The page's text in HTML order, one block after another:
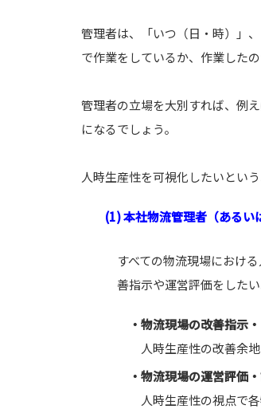
管理者は、「いつ（日・時）」
で作業をしているか、作業した
管理者の立場を大別すれば、例
になるでしょう。
人時生産性を可視化したいとい
(1) 本社物流管理者（あるい
すべての物流現場におけ
善指示や運営評価をしたい
・物流現場の改善指示
人時生産性の改善余
・物流現場の運営評価
人時生産性の視点で